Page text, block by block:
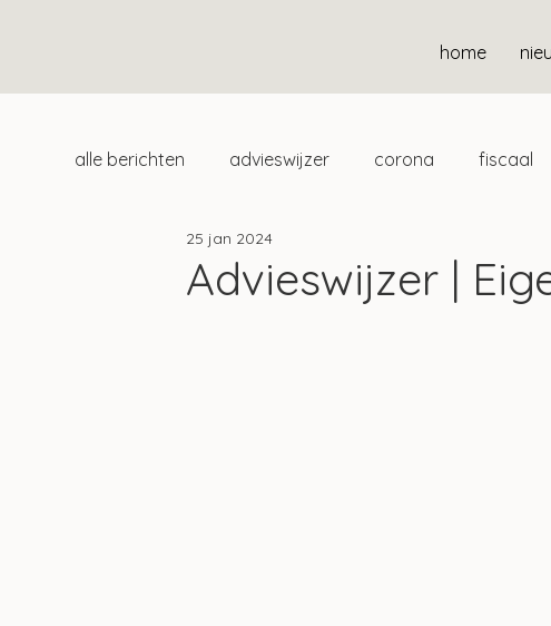
home
alle berichten advieswijzer corona fiscaal
duurzaam home
Advieswijzer |
25 jan 2024